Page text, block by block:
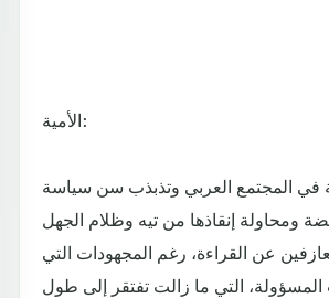
الأمية:
في المجتمع العربي وتذبذب سن سياسة
ومحاولة إنقاذها من تيه وظلام الجهل
عن القراءة، رغم المجهودات التي
المسؤولة، التي ما زالت تفتقر إلى طول